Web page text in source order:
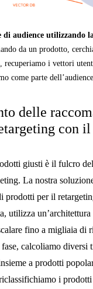
di audience utilizzando
da un prodotto,
recuperiamo i vettori
come parte
delle
con
giusti è il fulcro
La nostra
prodotti per il
utilizza
fino a migliaia di
calcoliamo diversi
a prodotti
i